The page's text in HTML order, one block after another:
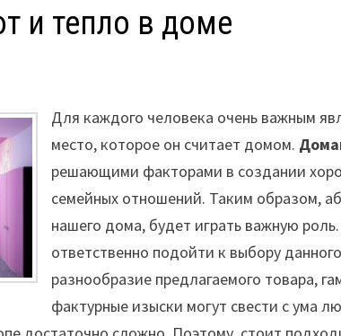
и тепло в доме
Для каждого человека очень важным
место, которое он считает домом.
решающими факторами в создании
семейных отношений. Таким образом,
нашего дома, будет играть важную
ответственно подойти к выбору
разнообразие предлагаемого товара,
фактурные изыски могут свести с ума